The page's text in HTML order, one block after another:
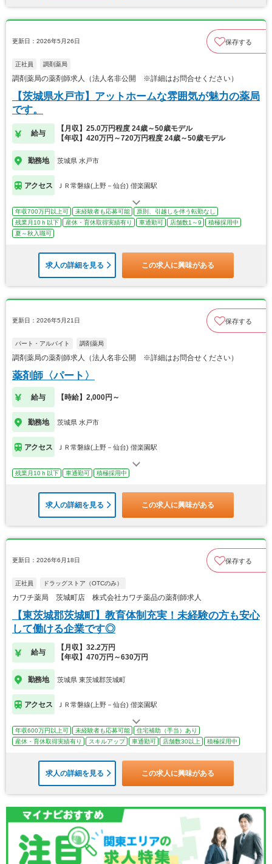
更新日：2026年5月26日 保存する
正社員 調剤薬局
調剤薬局の薬剤師求人（法人名非公開 ※詳細はお問合せください）
【茨城県水戸市】アットホームな雰囲気が魅力の薬局
です。
給与
【月収】25.0万円程度 24歳～50歳モデル
【年収】420万円～720万円程度 24歳～50歳モデル
勤務地 茨城県 水戸市
アクセス ＪＲ常磐線(上野－仙台) 偕楽園駅
年収700万円以上可 未経験者も応募可能
原則、引越しを伴う転勤なし
残業月10ｈ以下
産休・育休取得実績有り 車通勤可 店舗数1～9
積極採用中
夏～秋入職可
求人の詳細を見る この求人に興味がある
更新日：2026年5月21日 保存する
パート・アルバイト 調剤薬局
調剤薬局の薬剤師求人（法人名非公開 ※詳細はお問合せください）
薬剤師〈パート〉
給与 【時給】2,000円～
勤務地 茨城県 水戸市
アクセス ＪＲ常磐線(上野－仙台) 偕楽園駅
残業月10ｈ以下 車通勤可 積極採用中
求人の詳細を見る この求人に興味がある
更新日：2026年6月18日 保存する
正社員 ドラッグストア（OTCのみ）
カワチ薬局 茨城町店 株式会社カワチ薬品の薬剤師求人
【東茨城郡茨城町】教育体制充実！未経験の方も安心
して働ける企業です◎
給与
【月収】32.2万円
【年収】470万円～630万円
勤務地 茨城県 東茨城郡茨城町
アクセス ＪＲ常磐線(上野－仙台) 偕楽園駅
年収600万円以上可 未経験者も応募可能
住宅補助（手当）あり
産休・育休取得実績有り
スキルアップ 車通勤可 店舗数30以上 積極採用中
求人の詳細を見る この求人に興味がある